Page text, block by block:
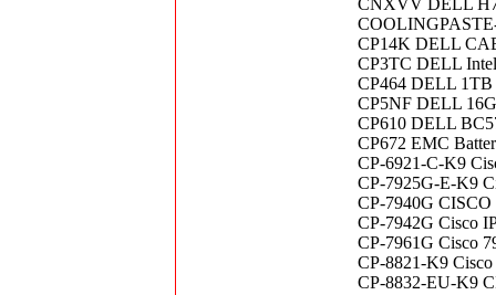
CNXVV DELL
CP14K DELL
CP3TC DELL
CP464 DELL 1TB
CP5NF DELL
CP610 DELL
CP672 EMC
CP-6921-C-K9
CP-7925G-E-K9
CP-7940G CISCO
CP-7942G Cisco
CP-7961G Cisco
CP-8821-K9
CP-8832-EU-K9